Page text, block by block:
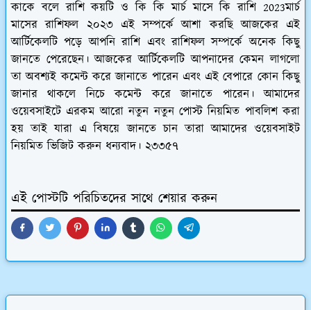
কাকে বলে রাশি কয়টি ও কি কি মার্চ মাসে কি রাশি 2023মার্চ
মাসের রাশিফল ২০২৩ এই সম্পর্কে আশা করছি আজকের এই
আর্টিকেলটি পড়ে আপনি রাশি এবং রাশিফল সম্পর্কে অনেক কিছু
জানতে পেরেছেন। আজকের আর্টিকেলটি আপনাদের কেমন লাগলো
তা অবশ্যই কমেন্ট করে জানাতে পারেন এবং এই বেপারে কোন কিছু
জানার থাকলে নিচে কমেন্ট করে জানাতে পারেন। আমাদের
ওয়েবসাইটে এরকম আরো নতুন নতুন পোস্ট নিয়মিত পাবলিশ করা
হয় তাই যারা এ বিষয়ে জানতে চান তারা আমাদের ওয়েবসাইট
নিয়মিত ভিজিট করুন ধন্যবাদ। ২৩৩৫৭
এই পোস্টটি পরিচিতদের সাথে শেয়ার করুন